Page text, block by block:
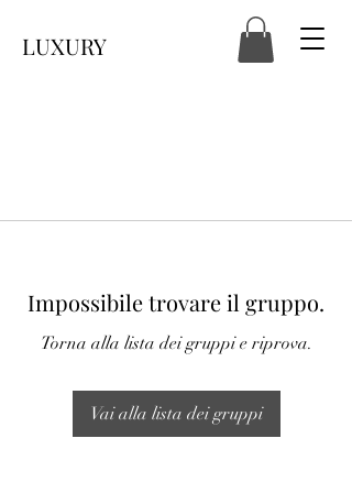
LUXURY
Impossibile trovare il gruppo.
Torna alla lista dei gruppi e riprova.
Vai alla lista dei gruppi